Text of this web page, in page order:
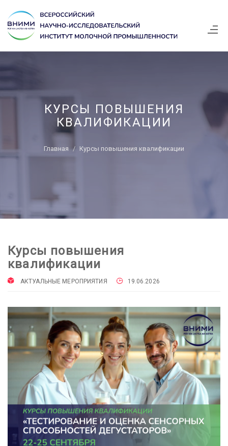
КУРСЫ ПОВЫШЕНИЯ
КВАЛИФИКАЦИИ
Главная Курсы повышения квалификации
Курсы повышения
квалификации
АКТУАЛЬНЫЕ МЕРОПРИЯТИЯ 19.06.2026